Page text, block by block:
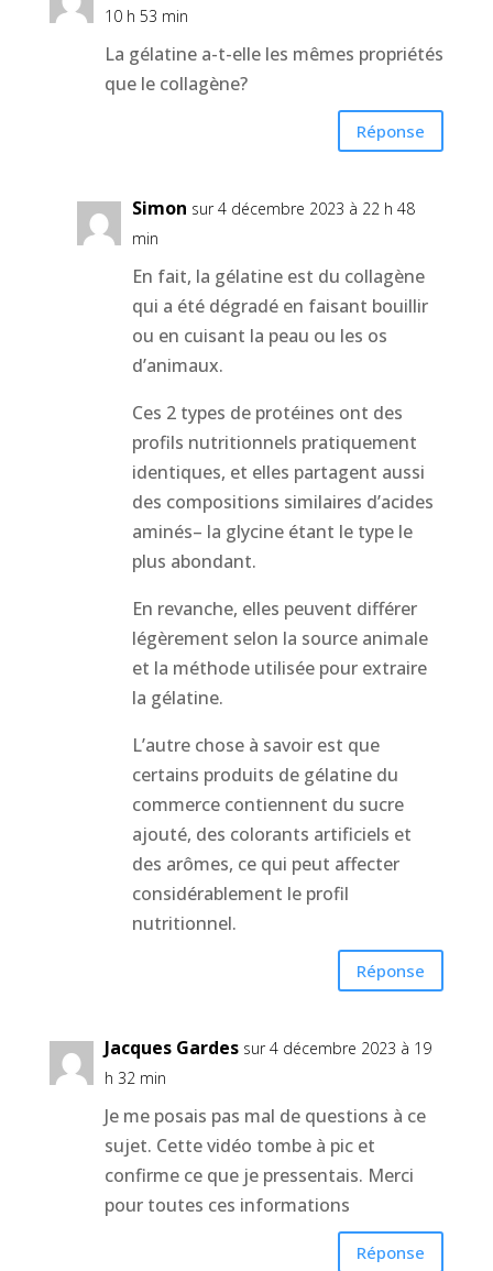
10 h 53 min
La gélatine a-t-elle les mêmes propriétés
que le collagène?
Réponse
Simon sur 4 décembre 2023 à 22 h 48
min
En fait, la gélatine est du collagène
qui a été dégradé en faisant bouillir
ou en cuisant la peau ou les os
d’animaux.
Ces 2 types de protéines ont des
profils nutritionnels pratiquement
identiques, et elles partagent aussi
des compositions similaires d’acides
aminés– la glycine étant le type le
plus abondant.
En revanche, elles peuvent différer
légèrement selon la source animale
et la méthode utilisée pour extraire
la gélatine.
L’autre chose à savoir est que
certains produits de gélatine du
commerce contiennent du sucre
ajouté, des colorants artificiels et
des arômes, ce qui peut affecter
considérablement le profil
nutritionnel.
Réponse
Jacques Gardes sur 4 décembre 2023 à 19
h 32 min
Je me posais pas mal de questions à ce
sujet. Cette vidéo tombe à pic et
confirme ce que je pressentais. Merci
pour toutes ces informations
Réponse